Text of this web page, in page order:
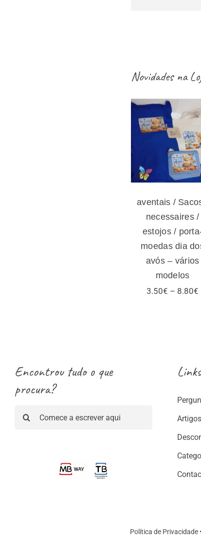
Novidades na
aventais /
/ necessaires /
estojos /
moedas dia dos
avós – vários
modelos
aventais /
necessaires /
estojos /
moedas dia
avós – vários
modelos
3.50€ – 8.80€
Encontrou tudo o que
procura?
Política de Privacidade